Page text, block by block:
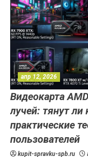
апр 12, 2026
Видеокарта
лучей: тянут
практические
пользователей
kupit-spravku-spb.ru